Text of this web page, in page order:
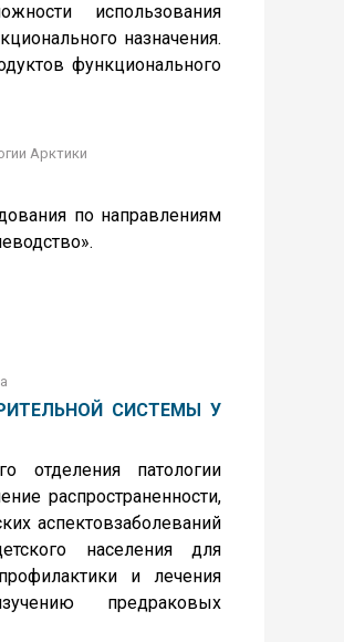
использования
назначения.
функционального
Арктики
по направлениям
СИСТЕМЫ У
отделения патологии
распространенности,
аспектовзаболеваний
населения для
и лечения
предраковых